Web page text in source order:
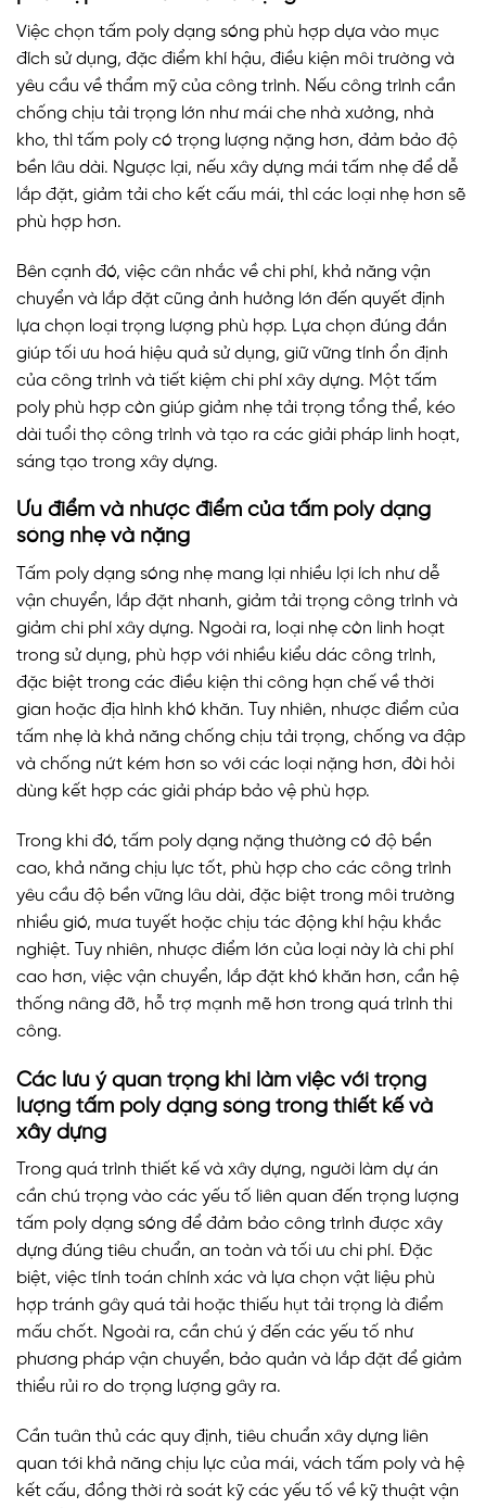
Việc chọn tấm poly dạng sóng phù hợp dựa vào mục
đích sử dụng, đặc điểm khí hậu, điều kiện môi trường và
yêu cầu về thẩm mỹ của công trình. Nếu công trình cần
chống chịu tải trọng lớn như mái che nhà xưởng, nhà
kho, thì tấm poly có trọng lượng nặng hơn, đảm bảo độ
bền lâu dài. Ngược lại, nếu xây dựng mái tấm nhẹ để dễ
lắp đặt, giảm tải cho kết cấu mái, thì các loại nhẹ hơn sẽ
phù hợp hơn.
Bên cạnh đó, việc cân nhắc về chi phí, khả năng vận
chuyển và lắp đặt cũng ảnh hưởng lớn đến quyết định
lựa chọn loại trọng lượng phù hợp. Lựa chọn đúng đắn
giúp tối ưu hoá hiệu quả sử dụng, giữ vững tính ổn định
của công trình và tiết kiệm chi phí xây dựng. Một tấm
poly phù hợp còn giúp giảm nhẹ tải trọng tổng thể, kéo
dài tuổi thọ công trình và tạo ra các giải pháp linh hoạt,
sáng tạo trong xây dựng.
Ưu điểm và nhược điểm của tấm poly dạng
sóng nhẹ và nặng
Tấm poly dạng sóng nhẹ mang lại nhiều lợi ích như dễ
vận chuyển, lắp đặt nhanh, giảm tải trọng công trình và
giảm chi phí xây dựng. Ngoài ra, loại nhẹ còn linh hoạt
trong sử dụng, phù hợp với nhiều kiểu dác công trình,
đặc biệt trong các điều kiện thi công hạn chế về thời
gian hoặc địa hình khó khăn. Tuy nhiên, nhược điểm của
tấm nhẹ là khả năng chống chịu tải trọng, chống va đập
và chống nứt kém hơn so với các loại nặng hơn, đòi hỏi
dùng kết hợp các giải pháp bảo vệ phù hợp.
Trong khi đó, tấm poly dạng nặng thường có độ bền
cao, khả năng chịu lực tốt, phù hợp cho các công trình
yêu cầu độ bền vững lâu dài, đặc biệt trong môi trường
nhiều gió, mưa tuyết hoặc chịu tác động khí hậu khắc
nghiệt. Tuy nhiên, nhược điểm lớn của loại này là chi phí
cao hơn, việc vận chuyển, lắp đặt khó khăn hơn, cần hệ
thống nâng đỡ, hỗ trợ mạnh mẽ hơn trong quá trình thi
công.
Các lưu ý quan trọng khi làm việc với trọng
lượng tấm poly dạng sóng trong thiết kế và
xây dựng
Trong quá trình thiết kế và xây dựng, người làm dự án
cần chú trọng vào các yếu tố liên quan đến trọng lượng
tấm poly dạng sóng để đảm bảo công trình được xây
dựng đúng tiêu chuẩn, an toàn và tối ưu chi phí. Đặc
biệt, việc tính toán chính xác và lựa chọn vật liệu phù
hợp tránh gây quá tải hoặc thiếu hụt tải trọng là điểm
mấu chốt. Ngoài ra, cần chú ý đến các yếu tố như
phương pháp vận chuyển, bảo quản và lắp đặt để giảm
thiểu rủi ro do trọng lượng gây ra.
Cần tuân thủ các quy định, tiêu chuẩn xây dựng liên
quan tới khả năng chịu lực của mái, vách tấm poly và hệ
kết cấu, đồng thời rà soát kỹ các yếu tố về kỹ thuật vận